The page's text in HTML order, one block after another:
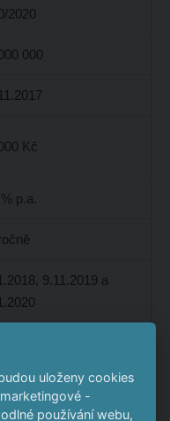
2020
000
Kč
p.a.
9.11.2019 a
Kč
uloženy cookies
-
používání webu,